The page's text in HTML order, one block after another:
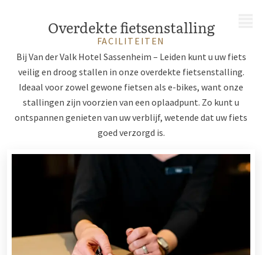
Overdekte fietsenstalling
FACILITEITEN
Bij Van der Valk Hotel Sassenheim – Leiden kunt u uw fiets
veilig en droog stallen in onze overdekte fietsenstalling.
Ideaal voor zowel gewone fietsen als e-bikes, want onze
stallingen zijn voorzien van een oplaadpunt. Zo kunt u
ontspannen genieten van uw verblijf, wetende dat uw fiets
goed verzorgd is.